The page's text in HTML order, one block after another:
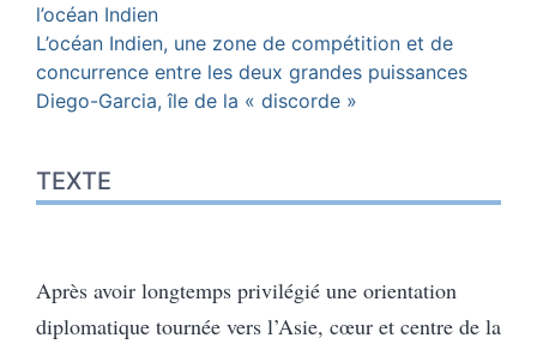
l’océan Indien
L’océan Indien, une zone de compétition et de
concurrence entre les deux grandes puissances
Diego-Garcia, île de la « discorde »
TEXTE
Après avoir longtemps privilégié une orientation
diplomatique tournée vers l’Asie, cœur et centre de la